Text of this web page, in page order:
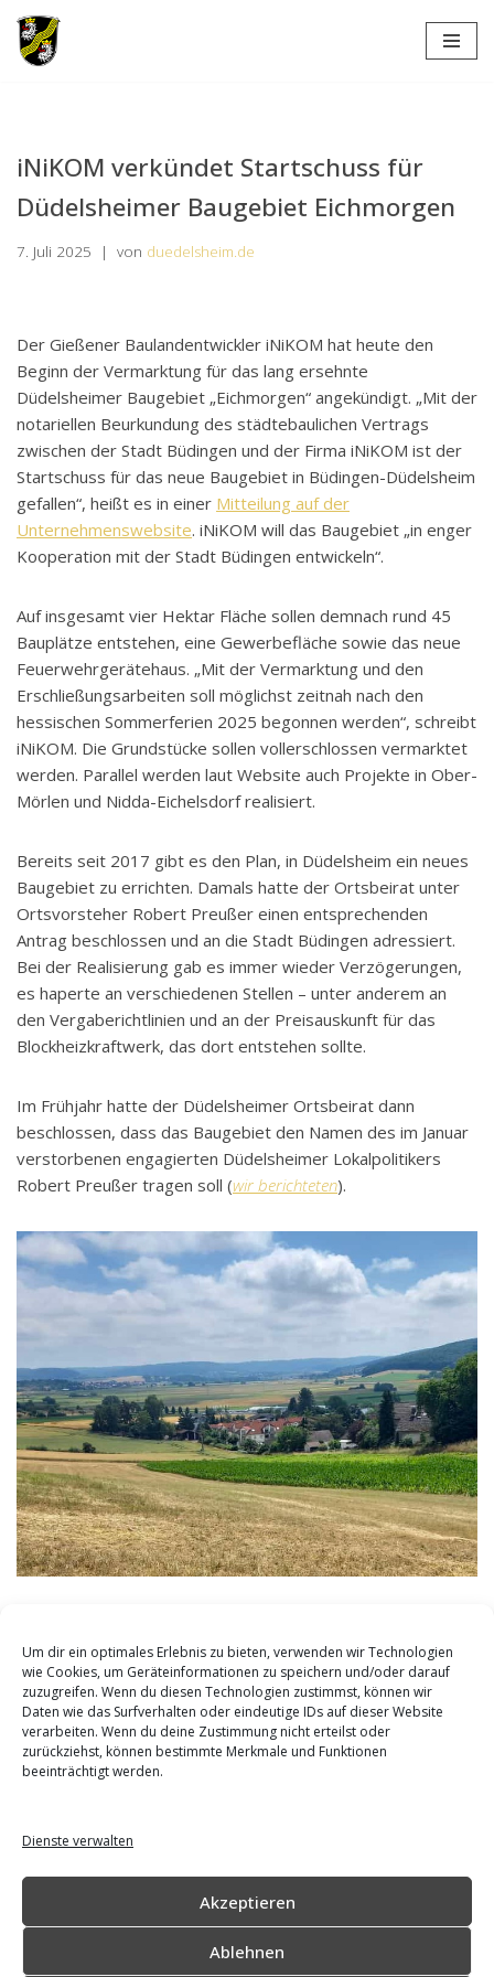
Um dir ein optimales Erlebnis zu bieten, verwenden wir Technologien
wie Cookies, um Geräteinformationen zu speichern und/oder darauf
zuzugreifen. Wenn du diesen Technologien zustimmst, können wir
Daten wie das Surfverhalten oder eindeutige IDs auf dieser Website
verarbeiten. Wenn du deine Zustimmung nicht erteilst oder
zurückziehst, können bestimmte Merkmale und Funktionen
beeinträchtigt werden.
Dienste verwalten
Akzeptieren
Ablehnen
Zum
iNiKOM verkündet Startschuss für
Düdelsheimer Baugebiet Eichmorgen
7. Juli 2025 von duedelsheim.de
Der Gießener Baulandentwickler iNiKOM hat heute den
Beginn der Vermarktung für das lang ersehnte
Düdelsheimer Baugebiet „Eichmorgen“ angekündigt. „Mit der
notariellen Beurkundung des städtebaulichen Vertrags
zwischen der Stadt Büdingen und der Firma iNiKOM ist der
Startschuss für das neue Baugebiet in Büdingen-Düdelsheim
gefallen“, heißt es in einer Mitteilung auf der
Unternehmenswebsite. iNiKOM will das Baugebiet „in enger
Kooperation mit der Stadt Büdingen entwickeln“.
Auf insgesamt vier Hektar Fläche sollen demnach rund 45
Bauplätze entstehen, eine Gewerbefläche sowie das neue
Feuerwehrgerätehaus. „Mit der Vermarktung und den
Erschließungsarbeiten soll möglichst zeitnah nach den
hessischen Sommerferien 2025 begonnen werden“, schreibt
iNiKOM. Die Grundstücke sollen vollerschlossen vermarktet
werden. Parallel werden laut Website auch Projekte in Ober-
Mörlen und Nidda-Eichelsdorf realisiert.
Bereits seit 2017 gibt es den Plan, in Düdelsheim ein neues
Baugebiet zu errichten. Damals hatte der Ortsbeirat unter
Ortsvorsteher Robert Preußer einen entsprechenden
Antrag beschlossen und an die Stadt Büdingen adressiert.
Bei der Realisierung gab es immer wieder Verzögerungen,
es haperte an verschiedenen Stellen – unter anderem an
den Vergaberichtlinien und an der Preisauskunft für das
Blockheizkraftwerk, das dort entstehen sollte.
Im Frühjahr hatte der Düdelsheimer Ortsbeirat dann
beschlossen, dass das Baugebiet den Namen des im Januar
verstorbenen engagierten Düdelsheimer Lokalpolitikers
Robert Preußer tragen soll (wir berichteten).
Düdelsheimer Baugebiet Eichmorgen.
Zur Facebook-Seite von duedelsheim.de
Datenschutz